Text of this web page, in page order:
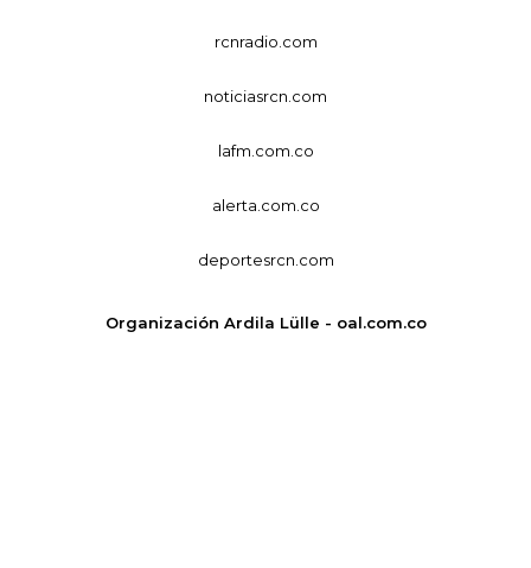
rcnradio.com
noticiasrcn.com
lafm.com.co
alerta.com.co
deportesrcn.com
Organización Ardila Lülle - oal.com.co